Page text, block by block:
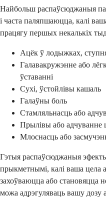
Найбольш распаўсюджаныя
і часта паляпшаюцца, калі
працягу першых некалькіх
Ацёк ў лодыжках,
Галавакружэнне або
ўставанні
Сухі, ўстойлівы кашаль
Галаўны боль
Стамляльнасць або
Прылівы або адчуванне
Млоснасць або
Гэтыя распаўсюджаныя
прыкметнымі, калі ваша цела
захоўваюцца або становяцца
можа адрэгуляваць вашу дозу